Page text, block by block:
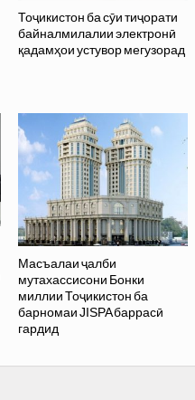
Тоҷикистон ба сӯи тиҷорати
байналмилалии электронӣ
қадамҳои устувор мегузорад
Масъалаи ҷалби
мутахассисони Бонки
миллии Тоҷикистон ба
барномаи JISPA баррасӣ
гардид